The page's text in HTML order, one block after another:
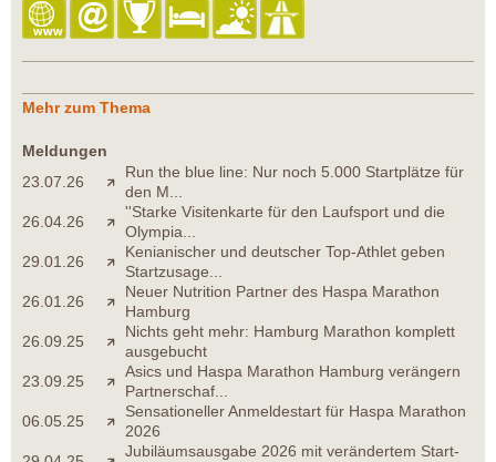
Mehr zum Thema
Meldungen
23.07.26
Run the blue line: Nur noch 5.000 Startplätze für
den M...
26.04.26
''Starke Visitenkarte für den Laufsport und die
Olympia...
29.01.26
Kenianischer und deutscher Top-Athlet geben
Startzusage...
26.01.26
Neuer Nutrition Partner des Haspa Marathon
Hamburg
26.09.25
Nichts geht mehr: Hamburg Marathon komplett
ausgebucht
23.09.25
Asics und Haspa Marathon Hamburg verängern
Partnerschaf...
06.05.25
Sensationeller Anmeldestart für Haspa Marathon
2026
Jubiläumsausgabe 2026 mit verändertem Start-